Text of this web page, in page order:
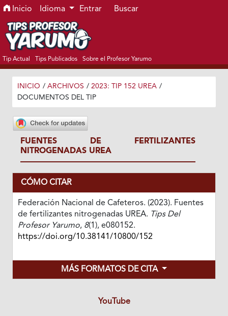
Ir al menú de navegación principal
Ir al contenido principal
Ir al pie de página del sitio
Inicio Idioma Entrar Buscar
Tip Actual Tips Publicados Sobre el Profesor Yarumo
INICIO / ARCHIVOS / 2023: TIP 152 UREA /
DOCUMENTOS DEL TIP
FUENTES DE FERTILIZANTES
NITROGENADAS UREA
CÓMO CITAR
Federación Nacional de Cafeteros. (2023). Fuentes
de fertilizantes nitrogenadas UREA. Tips Del
Profesor Yarumo, 8(1), e080152.
https://doi.org/10.38141/10800/152
MÁS FORMATOS DE CITA
YouTube